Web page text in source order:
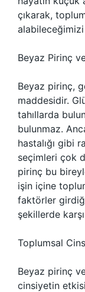
çıkarak,
Beyaz Pirinç
Beyaz pirinç,
maddesidir.
tahıllarda
bulunmaz.
hastalığı gibi
seçimleri çok
pirinç bu
işin içine
faktörler
şekillerde
Toplumsal
Beyaz pirinç
cinsiyetin